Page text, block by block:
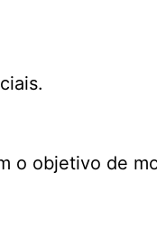
o objetivo de